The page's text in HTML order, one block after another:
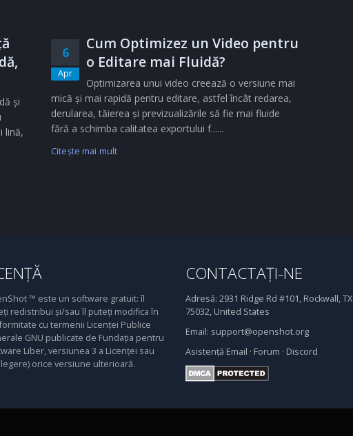
și
lină,
6
Apr
Cum Optimizez un Video pentru
o Editare mai Fluidă?
Optimizarea unui video creează o versiune mai
mică și mai rapidă pentru editare, astfel încât redarea,
derularea, tăierea și previzualizările să fie mai fluide
fără a schimba calitatea exportului f......
Citeşte mai mult
™ este un software gratuit: îl
redistribui și/sau îl puteți modifica în
cu termenii Licenței Publice
GNU publicate de Fundația pentru
Liber, versiunea 3 a Licenței sau
orice versiune ulterioară.
CONTACTAȚI-NE
Adresă: 2931 Ridge Rd #101, Rockwall, TX
75032, United States
Email: support@openshot.org
Asistență Email · Forum · Discord